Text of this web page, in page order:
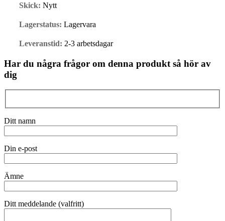
Skick: Nytt
Lagerstatus: Lagervara
Leveranstid: 2-3 arbetsdagar
Har du några frågor om denna produkt så hör av
dig
Ditt namn
Din e-post
Ämne
Ditt meddelande (valfritt)